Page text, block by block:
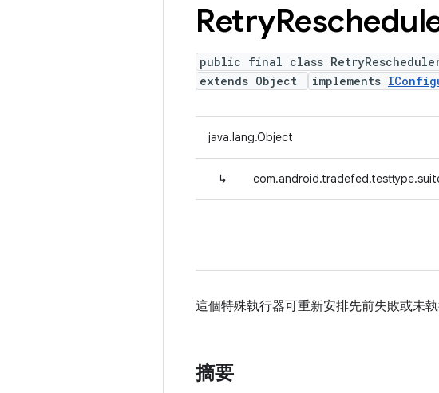
Retry
public final class
extends Object
implements
java.lang.Object
↳
這個特殊執行器可重新安排先前失敗或未執
摘要